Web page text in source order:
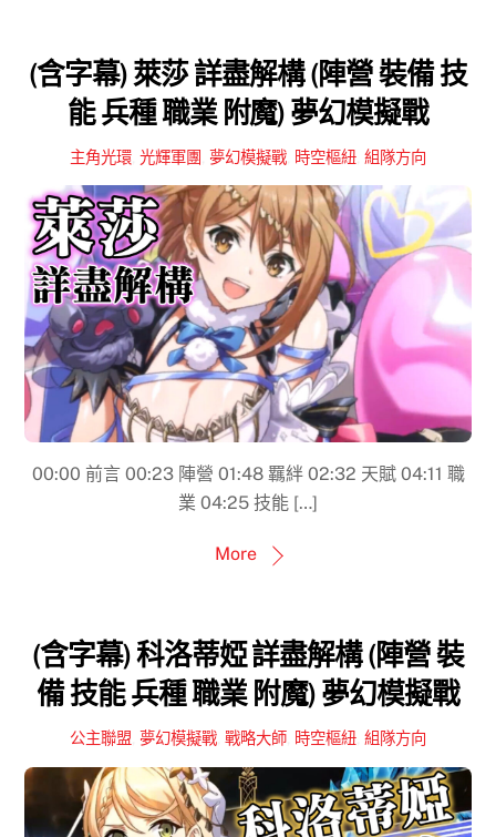
(含字幕) 萊莎 詳盡解構 (陣營 裝備 技
能 兵種 職業 附魔) 夢幻模擬戰
主角光環 光輝軍團 夢幻模擬戰 時空樞紐 組隊方向
00:00​ 前言 00:23 陣營 01:48 羈絆 02:32 天賦 04:11 職
業 04:25 技能 […]
More
(含字幕) 科洛蒂婭 詳盡解構 (陣營 裝
備 技能 兵種 職業 附魔) 夢幻模擬戰
公主聯盟 夢幻模擬戰 戰略大師 時空樞紐 組隊方向